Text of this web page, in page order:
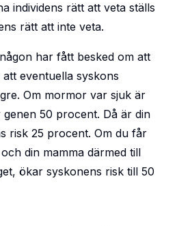
individens rätt att veta ställs
rätt att inte veta.
har fått besked om att
eventuella syskons
Om mormor var sjuk är
50 procent. Då är din
risk 25 procent. Om du får
din mamma därmed till
ökar syskonens risk till 50